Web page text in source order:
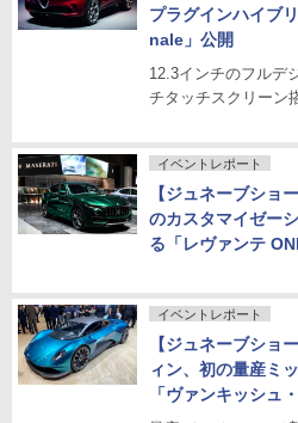
プラグインハイブ
nale」公開
12.3インチのフルデ
チタッチスクリーン
イベントレポート
【ジュネーブショ
のカスタマイゼー
る「レヴァンテ
イベントレポート
【ジュネーブショ
ィン、初の量産ミ
「ヴァンキッシュ